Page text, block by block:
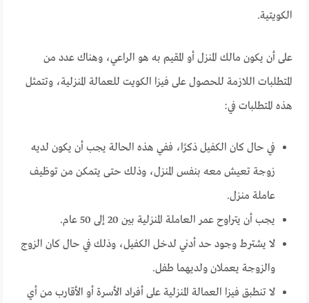
الكويتية.
على أن يكون مالك المنزل أو المقيم به هو الراعي، وهناك عدد من
المتطلبات اللازمة للحصول على فيزا الكويت للعمالة المنزلية، وتتمثل
هذه المتطلبات في:
في حال كان الكفيل ذكرًا، ففي هذه الحالة يجب أن يكون لديه
زوجة تعيش معه بنفس المنزل، وذلك حتى يتمكن من توظيف
عاملة منزل.
يجب أن يتراوح عمر العاملة المنزلية بين 20 إلى 50 عام.
لا يشترط وجود حد أدني لدخل الكفيل، وذلك في حال كان الزوج
والزوجة يعملان ولديهما طفل.
لا تنطبق فيزا العمالة المنزلية على أفراد الأسرة أو الأقارب من أي